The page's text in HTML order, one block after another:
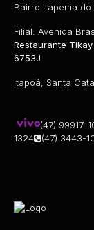
Bairro Itapema
Filial: Avenida
Restaurante
6753J
Itapoá, Santa
(47) 99917-
1324
(47) 3443-